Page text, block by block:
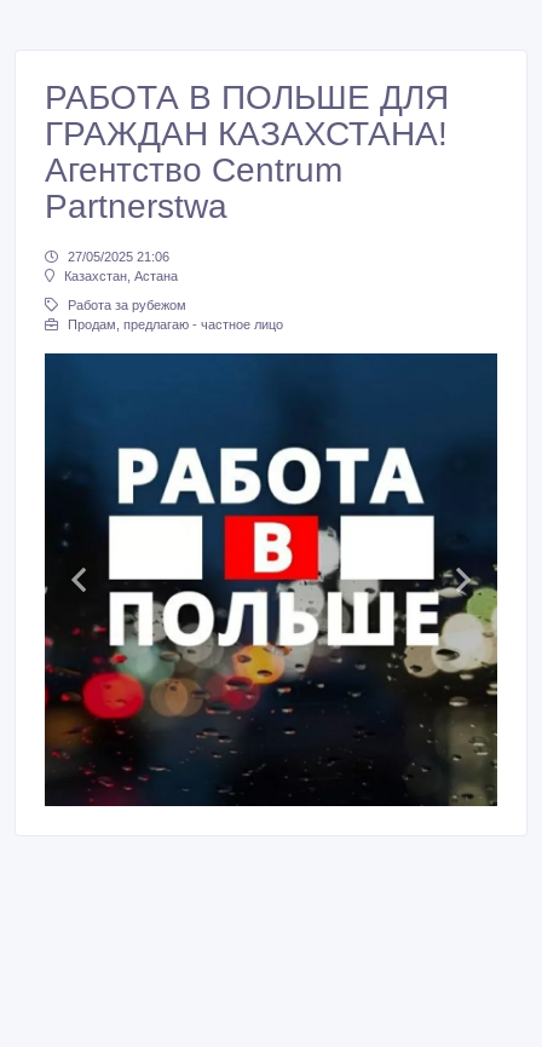
РАБОТА В ПОЛЬШЕ ДЛЯ
ГРАЖДАН КАЗАХСТАНА!
Агентство Centrum
Partnerstwa
27/05/2025 21:06
Казахстан, Астана
Работа за рубежом
Продам, предлагаю - частное лицо